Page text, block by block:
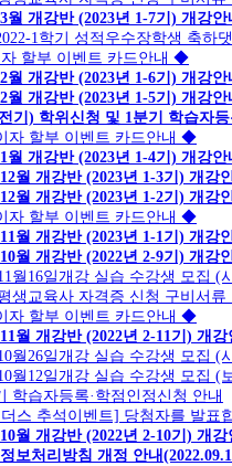
월 개강반 (2023년 1-7기) 개강안
1학기 성적우수장학생 축하
할부 이벤트 카드안내 ◆
월 개강반 (2023년 1-6기) 개강안
월 개강반 (2023년 1-5기) 개강안
기) 학위신청 및 1분기 학습자
자 할부 이벤트 카드안내 ◆
월 개강반 (2023년 1-4기) 개강안
월 개강반 (2023년 1-3기) 개강
월 개강반 (2023년 1-2기) 개강
자 할부 이벤트 카드안내 ◆
월 개강반 (2023년 1-1기) 개강
월 개강반 (2022년 2-9기) 개강
월16일개강 실습 수강생 모집
생교육사 자격증 신청 구비서류
자 할부 이벤트 카드안내 ◆
월 개강반 (2022년 2-11기) 개강
월26일개강 실습 수강생 모집 (
월12일개강 실습 수강생 모집 (
학습자등록·학점인정신청 안내
스 추석이벤트] 당첨자를 발표
월 개강반 (2022년 2-10기) 개강
보처리방침 개정 안내